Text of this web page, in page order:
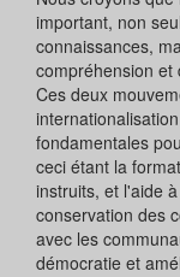
important, non
connaissances,
compréhension et
Ces deux
fondamentales
ceci étant la
instruits, et l'aide
conservation des
avec les
démocratie et